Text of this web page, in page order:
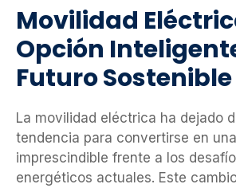
Movilidad
Opción
Futuro Sostenible
La movilidad eléctrica ha dejado
tendencia para convertirse en
imprescindible frente a los
energéticos actuales. Este